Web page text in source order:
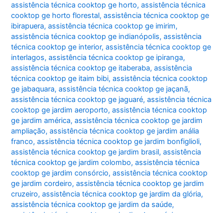
assistência técnica cooktop ge horto,assistência técnica
cooktop ge horto florestal,assistência técnica cooktop ge
ibirapuera,assistência técnica cooktop ge imirim,
assistência técnica cooktop ge indianópolis,assistência
técnica cooktop ge interior,assistência técnica cooktop ge
interlagos,assistência técnica cooktop ge ipiranga,
assistência técnica cooktop ge itaberaba,assistência
técnica cooktop ge itaim bibi,assistência técnica cooktop
ge jabaquara,assistência técnica cooktop ge jaçanã,
assistência técnica cooktop ge jaguaré,assistência técnica
cooktop ge jardim aeroporto,assistência técnica cooktop
ge jardim américa,assistência técnica cooktop ge jardim
ampliação,assistência técnica cooktop ge jardim anália
franco,assistência técnica cooktop ge jardim bonfiglioli,
assistência técnica cooktop ge jardim brasil,assistência
técnica cooktop ge jardim colombo,assistência técnica
cooktop ge jardim consórcio,assistência técnica cooktop
ge jardim cordeiro,assistência técnica cooktop ge jardim
cruzeiro,assistência técnica cooktop ge jardim da glória,
assistência técnica cooktop ge jardim da saúde,